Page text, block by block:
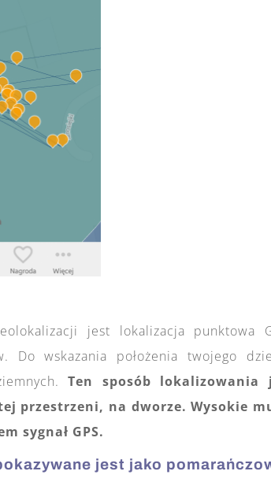
jest lokalizacja punktowa
wskazania położenia twojego
Ten sposób lokalizowania
przestrzeni, na dworze. Wysokie
sygnał GPS.
jest jako